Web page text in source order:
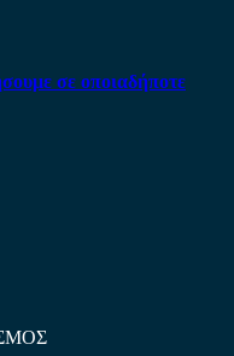
σε οποιαδήποτε